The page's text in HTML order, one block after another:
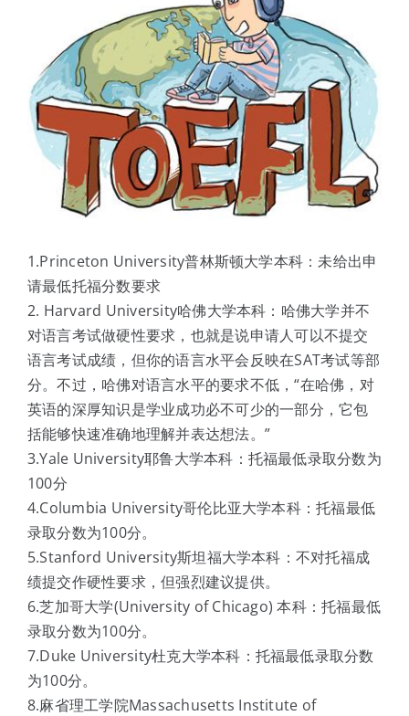
1.Princeton University普林斯顿大学本科：未给出申
请最低托福分数要求
2. Harvard University哈佛大学本科：哈佛大学并不
对语言考试做硬性要求，也就是说申请人可以不提交
语言考试成绩，但你的语言水平会反映在SAT考试等部
分。不过，哈佛对语言水平的要求不低，“在哈佛，对
英语的深厚知识是学业成功必不可少的一部分，它包
括能够快速准确地理解并表达想法。”
3.Yale University耶鲁大学本科：托福最低录取分数为
100分
4.Columbia University哥伦比亚大学本科：托福最低
录取分数为100分。
5.Stanford University斯坦福大学本科：不对托福成
绩提交作硬性要求，但强烈建议提供。
6.芝加哥大学(University of Chicago) 本科：托福最低
录取分数为100分。
7.Duke University杜克大学本科：托福最低录取分数
为100分。
8.麻省理工学院Massachusetts Institute of